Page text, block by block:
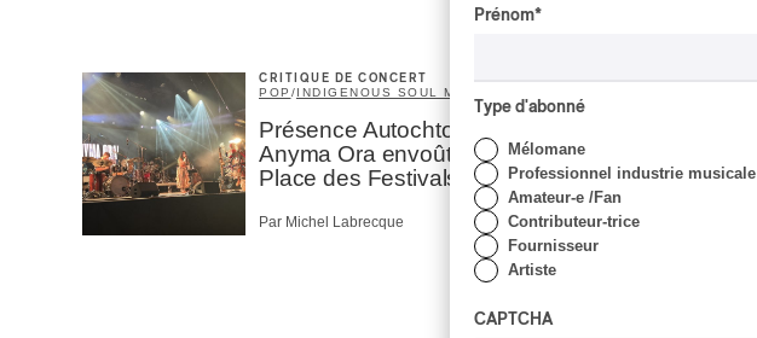
CRITIQUE DE CONCERT
POP /INDIGENOUS SOUL MUSIC
Présence Autochtone I
Anyma Ora envoûte la
Place des Festivals
Par Michel Labrecque
Prénom*
Type d'abonné
Mélomane
Professionnel industrie musicale
Amateur-e /Fan
Contributeur-trice
Fournisseur
Artiste
CAPTCHA